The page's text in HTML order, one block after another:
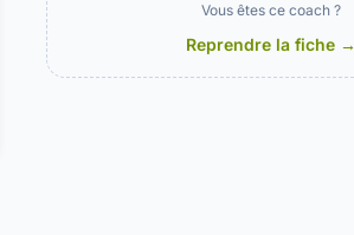
Vous êtes ce coach ?
Reprendre la fiche →